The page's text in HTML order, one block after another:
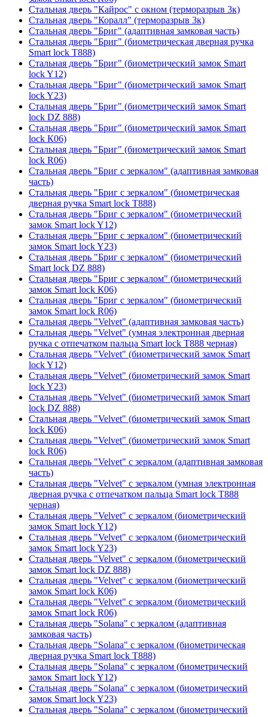
Стальная дверь "Кайрос" с окном (терморазрыв 3к)
Стальная дверь "Коралл" (терморазрыв 3к)
Стальная дверь "Бриг" (адаптивная замковая часть)
Стальная дверь "Бриг" (биометрическая дверная ручка
Smart lock T888)
Стальная дверь "Бриг" (биометрический замок Smart
lock Y12)
Стальная дверь "Бриг" (биометрический замок Smart
lock Y23)
Стальная дверь "Бриг" (биометрический замок Smart
lock DZ 888)
Стальная дверь "Бриг" (биометрический замок Smart
lock К06)
Стальная дверь "Бриг" (биометрический замок Smart
lock R06)
Стальная дверь "Бриг с зеркалом" (адаптивная замковая
часть)
Стальная дверь "Бриг с зеркалом" (биометрическая
дверная ручка Smart lock T888)
Стальная дверь "Бриг с зеркалом" (биометрический
замок Smart lock Y12)
Стальная дверь "Бриг с зеркалом" (биометрический
замок Smart lock Y23)
Стальная дверь "Бриг с зеркалом" (биометрический
Smart lock DZ 888)
Стальная дверь "Бриг с зеркалом" (биометрический
замок Smart lock К06)
Стальная дверь "Бриг с зеркалом" (биометрический
замок Smart lock R06)
Стальная дверь "Velvet" (адаптивная замковая часть)
Стальная дверь "Velvet" (умная электронная дверная
ручка с отпечатком пальца Smart lock T888 черная)
Стальная дверь "Velvet" (биометрический замок Smart
lock Y12)
Стальная дверь "Velvet" (биометрический замок Smart
lock Y23)
Стальная дверь "Velvet" (биометрический замок Smart
lock DZ 888)
Стальная дверь "Velvet" (биометрический замок Smart
lock К06)
Стальная дверь "Velvet" (биометрический замок Smart
lock R06)
Стальная дверь "Velvet" с зеркалом (адаптивная замковая
часть)
Стальная дверь "Velvet" с зеркалом (умная электронная
дверная ручка с отпечатком пальца Smart lock T888
черная)
Стальная дверь "Velvet" с зеркалом (биометрический
замок Smart lock Y12)
Стальная дверь "Velvet" с зеркалом (биометрический
замок Smart lock Y23)
Стальная дверь "Velvet" с зеркалом (биометрический
замок Smart lock DZ 888)
Стальная дверь "Velvet" с зеркалом (биометрический
замок Smart lock К06)
Стальная дверь "Velvet" с зеркалом (биометрический
замок Smart lock R06)
Стальная дверь "Solana" с зеркалом (адаптивная
замковая часть)
Стальная дверь "Solana" с зеркалом (биометрическая
дверная ручка Smart lock T888)
Стальная дверь "Solana" с зеркалом (биометрический
замок Smart lock Y12)
Стальная дверь "Solana" с зеркалом (биометрический
замок Smart lock Y23)
Стальная дверь "Solana" с зеркалом (биометрический